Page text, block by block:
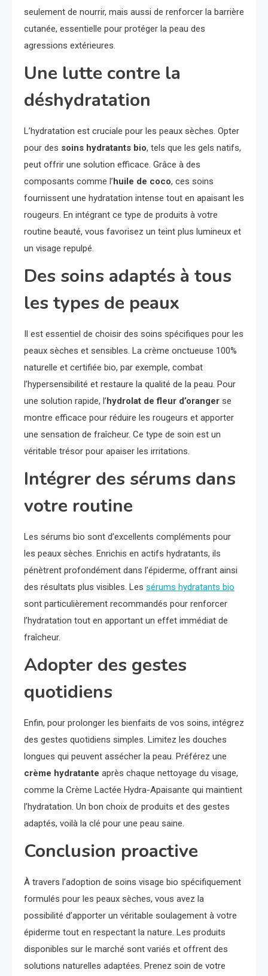
seulement de nourrir, mais aussi de renforcer la barrière
cutanée, essentielle pour protéger la peau des
agressions extérieures.
Une lutte contre la
déshydratation
L’hydratation est cruciale pour les peaux sèches. Opter
pour des soins hydratants bio, tels que les gels natifs,
peut offrir une solution efficace. Grâce à des
composants comme l’huile de coco, ces soins
fournissent une hydratation intense tout en apaisant les
rougeurs. En intégrant ce type de produits à votre
routine beauté, vous favorisez un teint plus lumineux et
un visage repulpé.
Des soins adaptés à tous
les types de peaux
Il est essentiel de choisir des soins spécifiques pour les
peaux sèches et sensibles. La crème onctueuse 100%
naturelle et certifiée bio, par exemple, combat
l’hypersensibilité et restaure la qualité de la peau. Pour
une solution rapide, l’hydrolat de fleur d’oranger se
montre efficace pour réduire les rougeurs et apporter
une sensation de fraîcheur. Ce type de soin est un
véritable trésor pour apaiser les irritations.
Intégrer des sérums dans
votre routine
Les sérums bio sont d’excellents compléments pour
les peaux sèches. Enrichis en actifs hydratants, ils
pénètrent profondément dans l’épiderme, offrant ainsi
des résultats plus visibles. Les sérums hydratants bio
sont particulièrement recommandés pour renforcer
l’hydratation tout en apportant un effet immédiat de
fraîcheur.
Adopter des gestes
quotidiens
Enfin, pour prolonger les bienfaits de vos soins, intégrez
des gestes quotidiens simples. Limitez les douches
longues qui peuvent assécher la peau. Préférez une
crème hydratante après chaque nettoyage du visage,
comme la Crème Lactée Hydra-Apaisante qui maintient
l’hydratation. Un bon choix de produits et des gestes
adaptés, voilà la clé pour une peau saine.
Conclusion proactive
À travers l’adoption de soins visage bio spécifiquement
formulés pour les peaux sèches, vous avez la
possibilité d’apporter un véritable soulagement à votre
épiderme tout en respectant la nature. Les produits
disponibles sur le marché sont variés et offrent des
solutions naturelles adaptées. Prenez soin de votre